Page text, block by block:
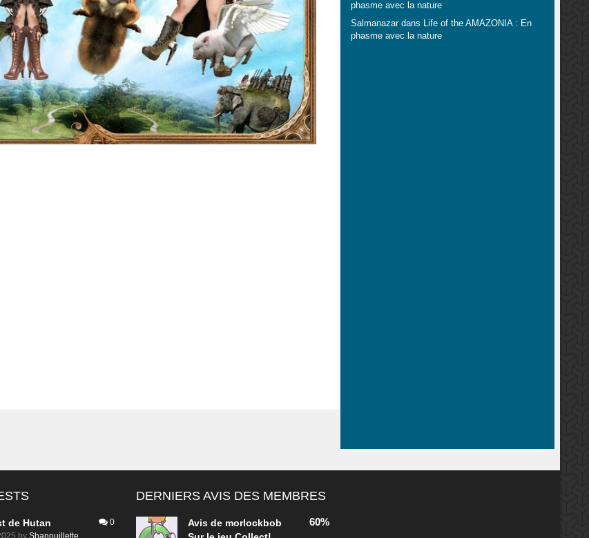
phasme avec la nature
Salmanazardans Life of the AMAZONIA : En
phasme avec la nature
de Hutan 0
DERNIERS AVIS DES MEMBRES
Avis de morlockbob
60%